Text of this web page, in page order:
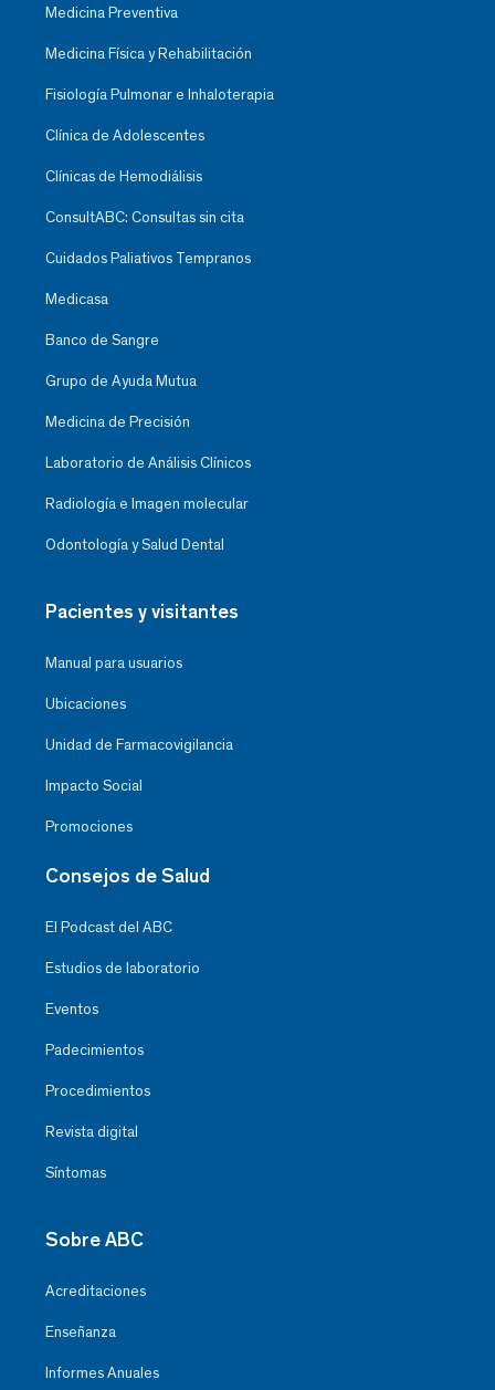
Medicina Preventiva
Medicina Física y Rehabilitación
Fisiología Pulmonar e Inhaloterapia
Clínica de Adolescentes
Clínicas de Hemodiálisis
ConsultABC: Consultas sin cita
Cuidados Paliativos Tempranos
Medicasa
Banco de Sangre
Grupo de Ayuda Mutua
Medicina de Precisión
Laboratorio de Análisis Clínicos
Radiología e Imagen molecular
Odontología y Salud Dental
Pacientes y visitantes
Manual para usuarios
Ubicaciones
Unidad de Farmacovigilancia
Impacto Social
Promociones
Consejos de Salud
El Podcast del ABC
Estudios de laboratorio
Eventos
Padecimientos
Procedimientos
Revista digital
Síntomas
Sobre ABC
Acreditaciones
Enseñanza
Informes Anuales